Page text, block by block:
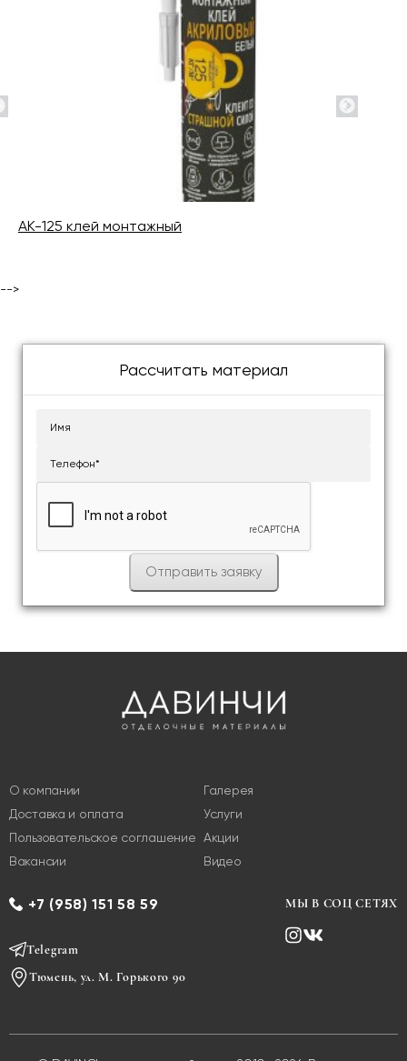
AK-125 клей монтажный
-->
Рассчитать материал
О компании
Доставка и оплата
Пользовательское соглашение
Вакансии
Галерея
Услуги
Акции
Видео
+7 (958) 151 58 59
Telegram
Тюмень, ул. М. Горького 90
МЫ В СОЦ СЕТЯХ